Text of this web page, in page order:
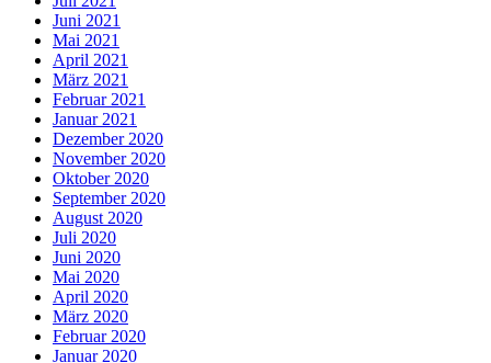
Juni 2021
Mai 2021
April 2021
März 2021
Februar 2021
Januar 2021
Dezember 2020
November 2020
Oktober 2020
September 2020
August 2020
Juli 2020
Juni 2020
Mai 2020
April 2020
März 2020
Februar 2020
Januar 2020